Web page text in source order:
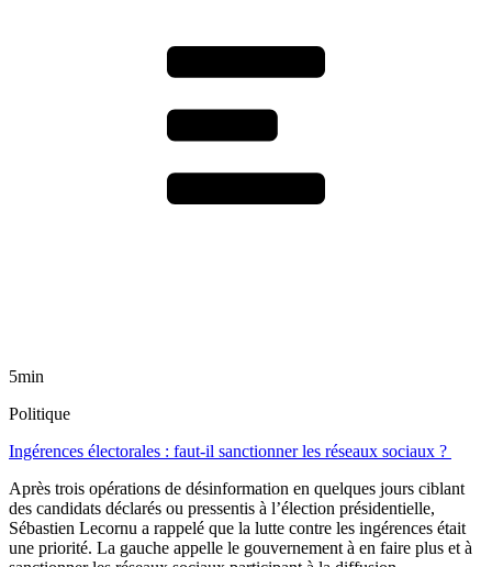
5min
Politique
Ingérences électorales : faut-il sanctionner les réseaux sociaux ?
Après trois opérations de désinformation en quelques jours ciblant
des candidats déclarés ou pressentis à l’élection présidentielle,
Sébastien Lecornu a rappelé que la lutte contre les ingérences était
une priorité. La gauche appelle le gouvernement à en faire plus et à